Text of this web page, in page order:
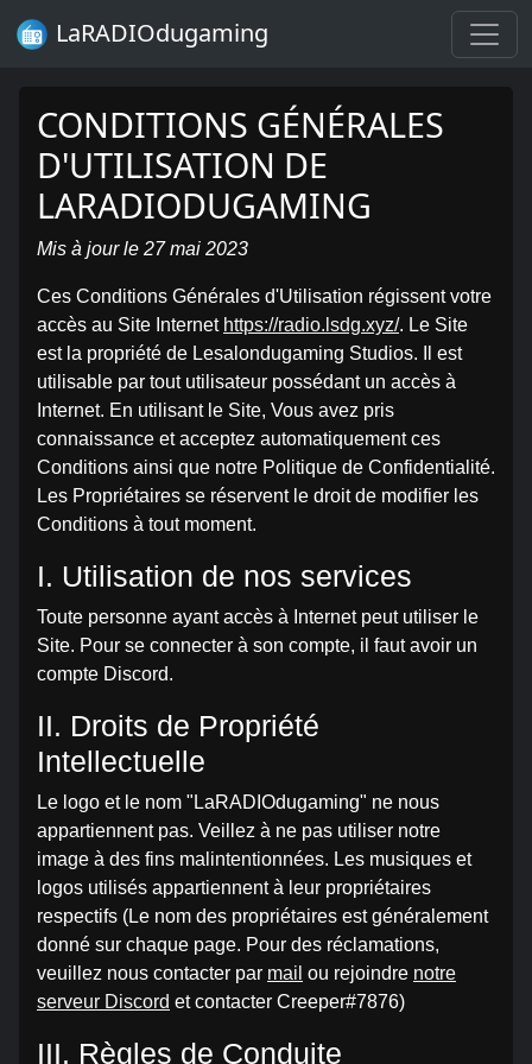
LaRADIOdugaming
CONDITIONS GÉNÉRALES
D'UTILISATION DE
LARADIODUGAMING
Mis à jour le 27 mai 2023
Ces Conditions Générales d'Utilisation régissent votre
accès au Site Internet https://radio.lsdg.xyz/. Le Site
est la propriété de Lesalondugaming Studios. Il est
utilisable par tout utilisateur possédant un accès à
Internet. En utilisant le Site, Vous avez pris
connaissance et acceptez automatiquement ces
Conditions ainsi que notre Politique de Confidentialité.
Les Propriétaires se réservent le droit de modifier les
Conditions à tout moment.
I. Utilisation de nos services
Toute personne ayant accès à Internet peut utiliser le
Site. Pour se connecter à son compte, il faut avoir un
compte Discord.
II. Droits de Propriété
Intellectuelle
Le logo et le nom "LaRADIOdugaming" ne nous
appartiennent pas. Veillez à ne pas utiliser notre
image à des fins malintentionnées. Les musiques et
logos utilisés appartiennent à leur propriétaires
respectifs (Le nom des propriétaires est généralement
donné sur chaque page. Pour des réclamations,
veuillez nous contacter par mail ou rejoindre notre
serveur Discord et contacter Creeper#7876)
III. Règles de Conduite